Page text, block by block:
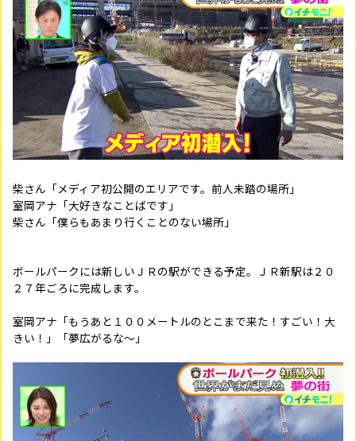
柴さん「メディア初公開のエリアです。前人未踏の場所」
室岡アナ「大好きなことばです」
柴さん「僕らもあまり行くことのない場所」
ボールパークには新しいＪＲの駅ができる予定。ＪＲ新駅は２０
２７年ごろに完成します。
室岡アナ「もうあと１００メートルのとこまで来た！すごい！大
きい！」「夢広がるな～」